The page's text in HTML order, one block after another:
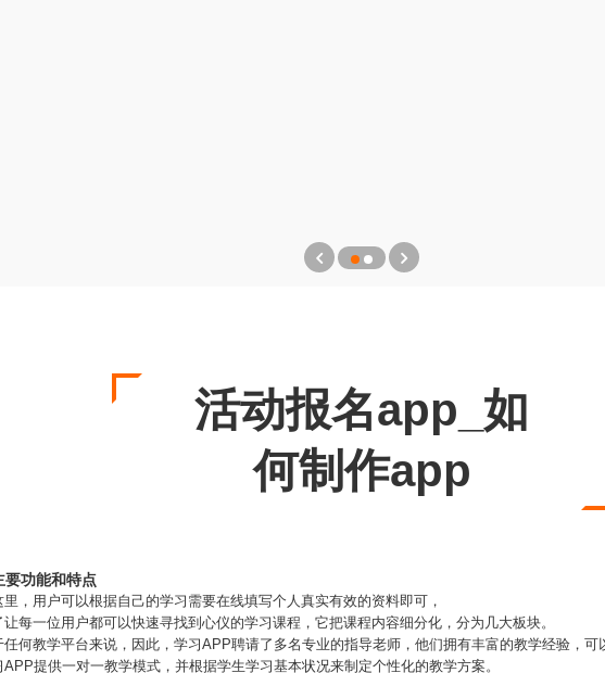
活动报名app_如
何制作app
要功能和特点
，用户可以根据自己的学习需要在线填写个人真实有效的资料即可，
每一位用户都可以快速寻找到心仪的学习课程，它把课程内容细分化，分为几大板块。
何教学平台来说，因此，学习APP聘请了多名专业的指导老师，他们拥有丰富的教学经验，可
提供一对一教学模式，并根据学生学习基本状况来制定个性化的教学方案。